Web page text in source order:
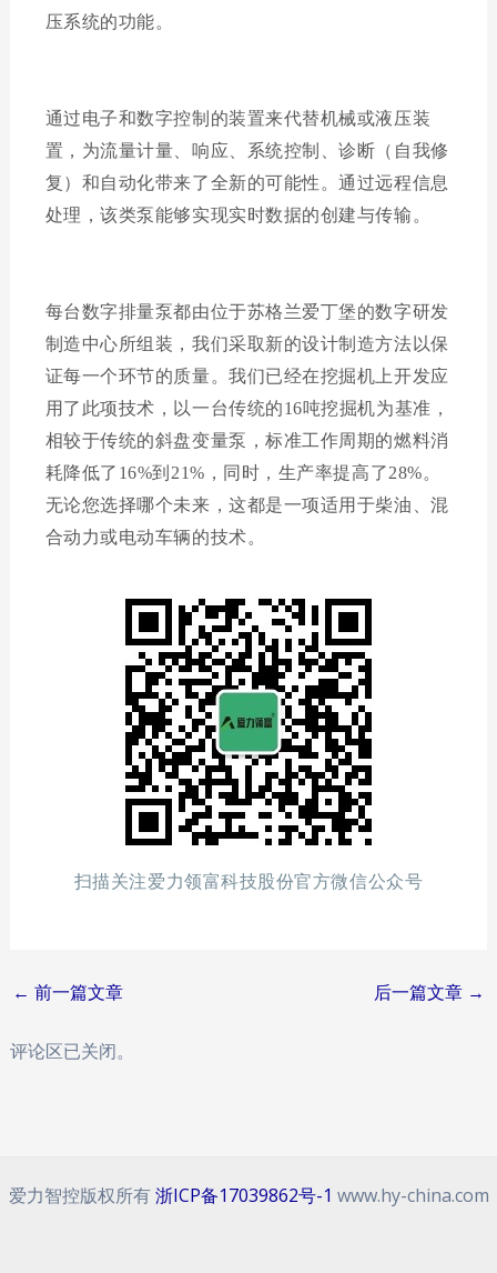
压系统的功能。
通过电子和数字控制的装置来代替机械或液压装
置，为流量计量、响应、系统控制、诊断（自我修
复）和自动化带来了全新的可能性。通过远程信息
处理，该类泵能够实现实时数据的创建与传输。
每台数字排量泵都由位于苏格兰爱丁堡的数字研发
制造中心所组装，我们采取新的设计制造方法以保
证每一个环节的质量。我们已经在挖掘机上开发应
用了此项技术，以一台传统的16吨挖掘机为基准，
相较于传统的斜盘变量泵，标准工作周期的燃料消
耗降低了 16%到 21% ，同时，生产率提高了28%。
无论您选择哪个未来，这都是一项适用于柴油、混
合动力或电动车辆的技术。
扫描关注爱力领富科技股份官方微信公众号
Post
← 前一篇文章 后一篇文章 →
评论区已关闭。
爱力智控版权所有浙ICP备17039862号-1 www.hy-china.com